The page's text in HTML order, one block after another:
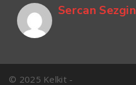
Sercan Sezgin
© 2025 Kelkit -